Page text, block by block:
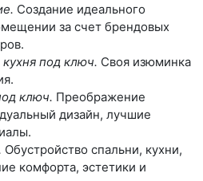
Создание идеального
за счет брендовых
кухня под ключ. Своя изюминка
ключ. Преображение
дизайн, лучшие
Обустройство спальни, кухни,
комфорта, эстетики и